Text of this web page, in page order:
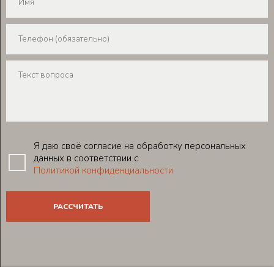
Я даю своё согласие на обработку персональных
данных в соответствии с
Политикой конфиденциальности